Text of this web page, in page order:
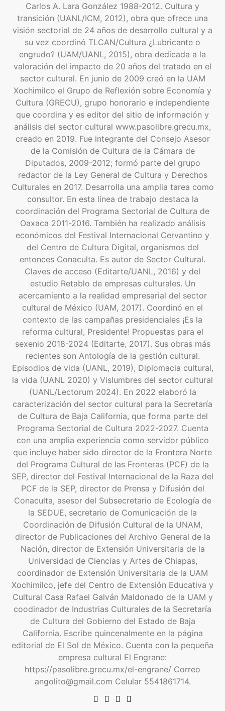
Carlos A. Lara González 1988-2012. Cultura y
transición (UANL/ICM, 2012), obra que ofrece una
visión sectorial de 24 años de desarrollo cultural y a
su vez coordinó TLCAN/Cultura ¿Lubricante o
engrudo? (UAM/UANL, 2015), obra dedicada a la
valoración del impacto de 20 años del tratado en el
sector cultural. En junio de 2009 creó en la UAM
Xochimilco el Grupo de Reflexión sobre Economía y
Cultura (GRECU), grupo honorario e independiente
que coordina y es editor del sitio de información y
análisis del sector cultural www.pasolibre.grecu.mx,
creado en 2019. Fue integrante del Consejo Asesor
de la Comisión de Cultura de la Cámara de
Diputados, 2009-2012; formó parte del grupo
redactor de la Ley General de Cultura y Derechos
Culturales en 2017. Desarrolla una amplia tarea como
consultor. En esta línea de trabajo destaca la
coordinación del Programa Sectorial de Cultura de
Oaxaca 2011-2016. También ha realizado análisis
económicos del Festival Internacional Cervantino y
del Centro de Cultura Digital, organismos del
entonces Conaculta. Es autor de Sector Cultural.
Claves de acceso (Editarte/UANL, 2016) y del
estudio Retablo de empresas culturales. Un
acercamiento a la realidad empresarial del sector
cultural de México (UAM, 2017). Coordinó en el
contexto de las campañas presidenciales ¡Es la
reforma cultural, Presidente! Propuestas para el
sexenio 2018-2024 (Editarte, 2017). Sus obras más
recientes son Antología de la gestión cultural.
Episodios de vida (UANL, 2019), Diplomacia cultural,
la vida (UANL 2020) y Vislumbres del sector cultural
(UANL/Lectorum 2024). En 2022 elaboró la
caracterización del sector cultural para la Secretaría
de Cultura de Baja California, que forma parte del
Programa Sectorial de Cultura 2022-2027. Cuenta
con una amplia experiencia como servidor público
que incluye haber sido director de la Frontera Norte
del Programa Cultural de las Fronteras (PCF) de la
SEP, director del Festival Internacional de la Raza del
PCF de la SEP, director de Prensa y Difusión del
Conaculta, asesor del Subsecretario de Ecología de
la SEDUE, secretario de Comunicación de la
Coordinación de Difusión Cultural de la UNAM,
director de Publicaciones del Archivo General de la
Nación, director de Extensión Universitaria de la
Universidad de Ciencias y Artes de Chiapas,
coordinador de Extensión Universitaria de la UAM
Xochimilco, jefe del Centro de Extensión Educativa y
Cultural Casa Rafael Galván Maldonado de la UAM y
coodinador de Industrias Culturales de la Secretaría
de Cultura del Gobierno del Estado de Baja
California. Escribe quincenalmente en la página
editorial de El Sol de México. Cuenta con la pequeña
empresa cultural El Engrane:
https://pasolibre.grecu.mx/el-engrane/ Correo
angolito@gmail.com Celular 5541861714.